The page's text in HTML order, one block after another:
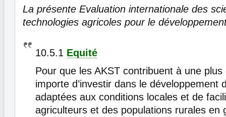
La présente Evaluation internationale des
technologies agricoles pour le
10.5.1 Equité
Pour que les AKST contribuent à une
importe d’investir dans le développement
adaptées aux conditions locales et de
agriculteurs et des populations rurales en